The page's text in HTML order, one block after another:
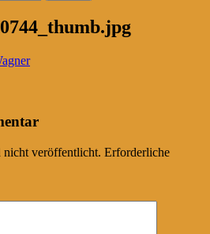
veröffentlicht. Erforderliche